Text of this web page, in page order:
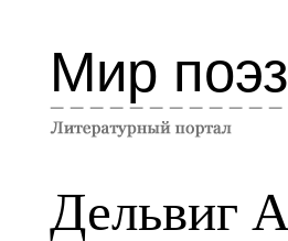
Мир
Дельвиг